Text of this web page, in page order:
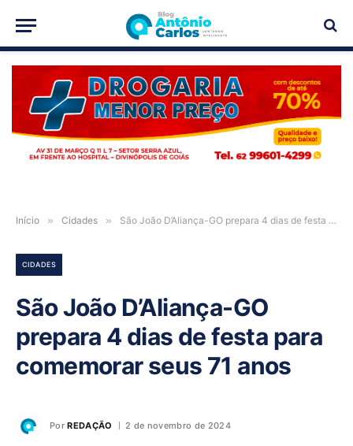
PUBLICIDADE
Início » Cidades » São João D’Aliança-GO prepara 4 dias de festa para comemorar seus 71 anos
CIDADES
São João D’Aliança-GO
prepara 4 dias de festa para
comemorar seus 71 anos
Por REDAÇÃO 2 de novembro de 2024